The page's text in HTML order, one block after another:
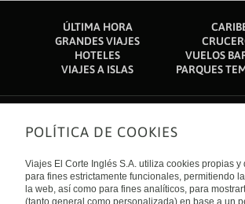
ÚLTIMA HORA
GRANDES VIAJES
HOTELES
VUELOS
VIAJES A ISLAS
PARQUES
Sobre nosotros
Quiénes somos
Financiación
Sostenibilidad
Turismo accesible
Enlaces de interés
POLÍTICA DE COOKIES
Viajes El Corte Inglés S.A. utiliza cookies propias y
para fines estrictamente funcionales, permitiendo
la web, así como para fines analíticos, para
(tanto general como personalizada) en base a un